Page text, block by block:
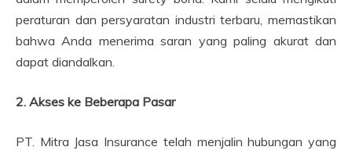
peraturan dan persyaratan industri terbaru, memastikan
bahwa Anda menerima saran yang paling akurat dan
dapat diandalkan.
2. Akses ke Beberapa Pasar
PT. Mitra Jasa Insurance telah menjalin hubungan yang